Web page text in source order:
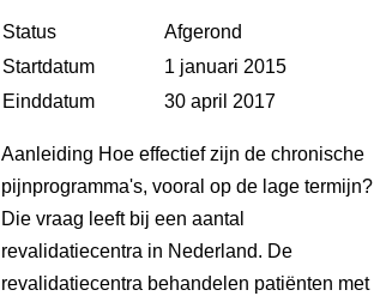
Status
Afgerond
Startdatum
1 januari 2015
Einddatum
30 april 2017
Aanleiding Hoe effectief zijn de chronische
pijnprogramma's, vooral op de lage termijn?
Die vraag leeft bij een aantal
revalidatiecentra in Nederland. De
revalidatiecentra behandelen patiënten met